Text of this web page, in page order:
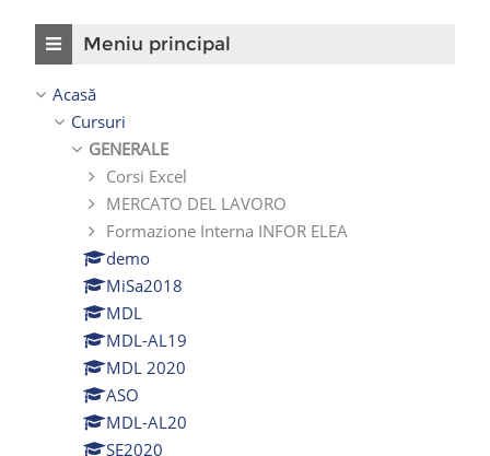
Meniu principal
Acasă
Cursuri
GENERALE
Corsi Excel
MERCATO DEL LAVORO
Formazione Interna INFOR ELEA
demo
MiSa2018
MDL
MDL-AL19
MDL 2020
ASO
MDL-AL20
SE2020